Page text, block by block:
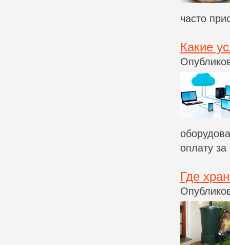
часто
Какие
оплату
Где